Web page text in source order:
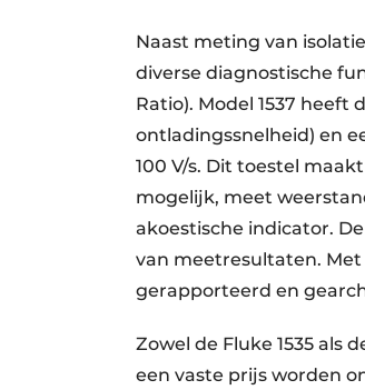
Naast meting van
diverse diagnostische
Ratio). Model 1537 heeft
ontladingssnelheid) en
100 V/s. Dit toestel
mogelijk, meet
akoestische indicator.
van meetresultaten.
gerapporteerd en
Zowel de Fluke 1535 als
een vaste prijs worden